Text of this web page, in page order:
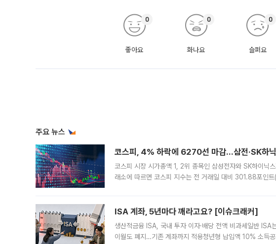
좋아요
0
화나요
0
슬퍼요
0
주요 뉴스
코스피, 4% 하락에 6270선 마감…삼전·SK하
코스피 시장 시가총액 1, 2위 종목인 삼성전자와 SK하이닉
래소에 따르면 코스피 지수는 전 거래일 대비 301.88포
ISA 계좌, 5년마다 깨라고요? [이슈크래커]
생산적금융 ISA, 국내 투자 이자·배당 전액 비과세일반
이월도 폐지…기존 계좌까지 적용청년형 납입액 10% 소득